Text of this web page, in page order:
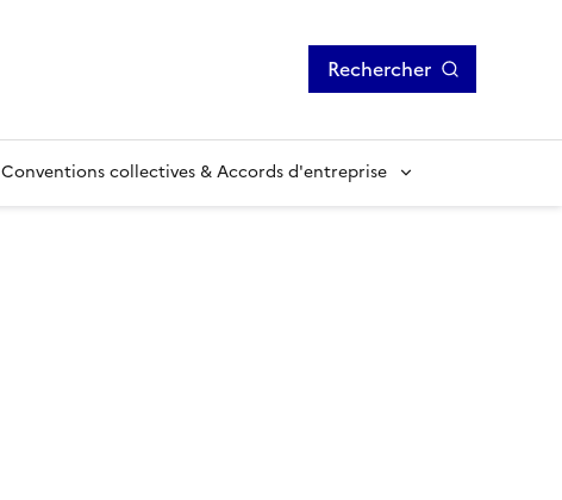
Rechercher
Conventions collectives & Accords d'entreprise